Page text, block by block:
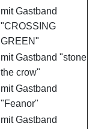
mit Gastband
"CROSSING
GREEN"
mit Gastband "stone
the crow"
mit Gastband
"Feanor"
mit Gastband